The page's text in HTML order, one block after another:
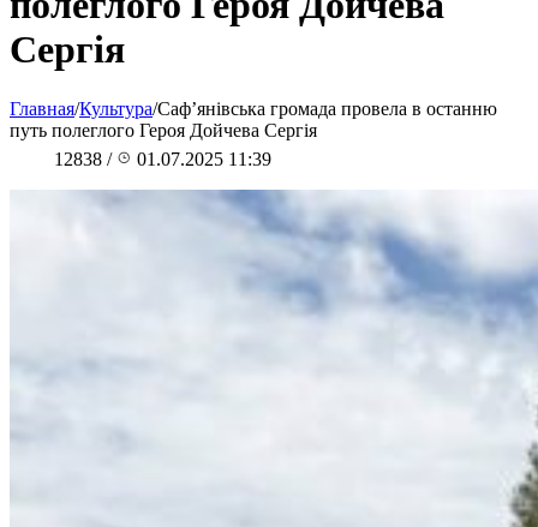
Сергія
Главная/Культура/Саф’янівська громада провела в останню
путь полеглого Героя Дойчева Сергія
12838 / 01.07.2025 11:39